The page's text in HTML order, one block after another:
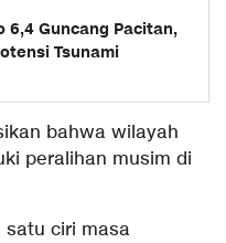
6,4 Guncang Pacitan,
Tsunami
bahwa wilayah
peralihan musim di
satu ciri masa